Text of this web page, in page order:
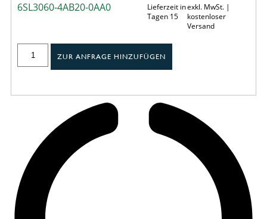
6SL3060-4AB20-0AA0
Lieferzeit in
Tagen 15
exkl. MwSt. |
kostenloser
Versand
ZUR ANFRAGE HINZUFÜGEN